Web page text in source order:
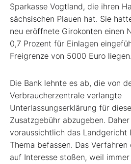
Sparkasse Vogtland, die ihren
sächsischen Plauen hat. Sie
neu eröffnete Girokonten einen
0,7 Prozent für Einlagen
Freigrenze von 5000 Euro liegen.
Die Bank lehnte es ab, die von
Verbraucherzentrale verlangte
Unterlassungserklärung für
Zusatzgebühr abzugeben.
voraussichtlich das Landgericht
Thema befassen. Das
auf Interesse stoßen, weil